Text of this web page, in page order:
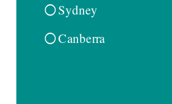
 Sydney
Canberra